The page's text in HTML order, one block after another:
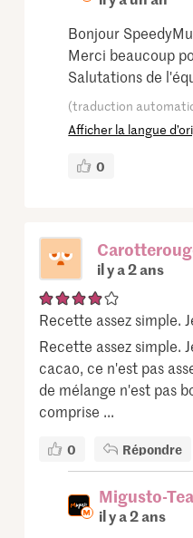
Bonjour
Merci beaucoup
Salutations de
(traduction
Afficher la langue
0
il y a 2 ans
Recette assez simple.
Recette assez simple.
cacao, ce n'est pas
de mélange n'est pas
comprise ...
0 Répondre
Migusto-
il y a 2 ans